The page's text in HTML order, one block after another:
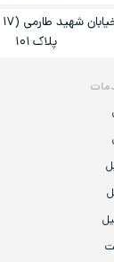
پلاک ۱۰۱